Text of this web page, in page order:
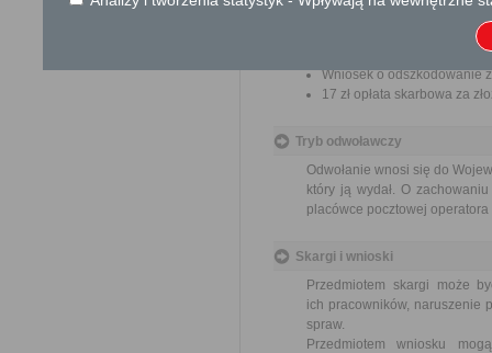
Dodatkowe
Wniosek o odszkodowanie
17 zł opłata skarbowa za
Tryb odwoławczy
Odwołanie wnosi się do
który ją wydał. O
placówce pocztowej
Skargi i wnioski
Przedmiotem skargi może
ich pracowników, naruszenie
spraw.
Przedmiotem wniosku